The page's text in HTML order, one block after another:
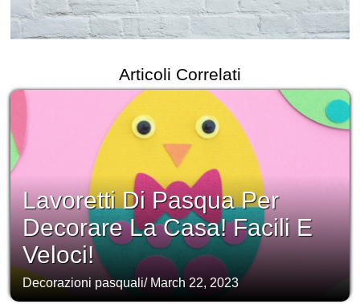
Articoli Correlati
Lavoretti Di Pasqua Per
Decorare La Casa! Facili E
Veloci!
Decorazioni pasquali/ March 22, 2023